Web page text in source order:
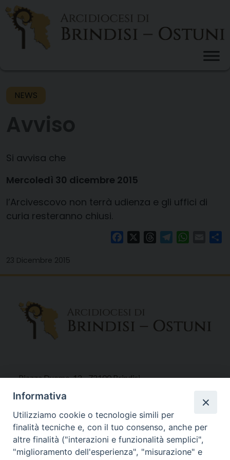
Skip
content
NEWS
Si avvisa che
Mercoledì 30 dicembre 2015
l’Arcivescovo non terrà udienza e gli uffici di
curia resteranno chiusi.
FacebookThreadsTelegram Email
23 Dicembre 2015
Piazza Duomo, 12 - 72100 Brindisi
Tel 0831.521958
Fax 0831.528315
Orari Curia
Informativa
Utilizziamo cookie o tecnologie simili per
finalità tecniche e, con il tuo consenso, anche per
altre finalità ("interazioni e funzionalità semplici",
"miglioramento dell'esperienza", "misurazione" e